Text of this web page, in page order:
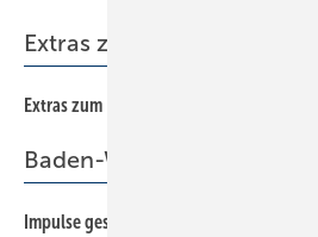
Extras zum Heft
Extras zum Heft SBZ 24/2018
Baden-Württemberg
Impulse gesetzt